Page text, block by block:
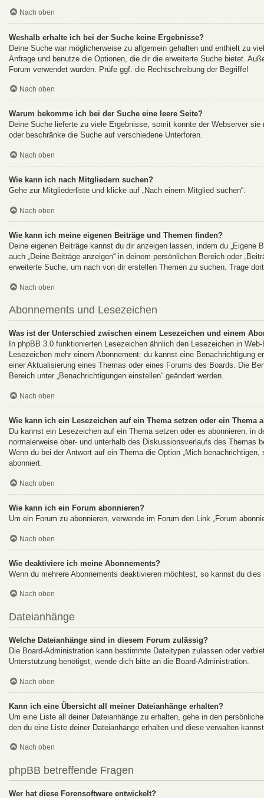
Nach oben
Weshalb erhalte ich bei der Suche keine Ergebnisse?
Deine Suche war möglicherweise zu allgemein gehalten und enthielt zu
Anfrage und benutze die Optionen, die dir die erweiterte Suche bietet.
Forum verwendet wurden. Prüfe ggf. die Rechtschreibung der Begriffe!
Nach oben
Warum bekomme ich bei der Suche eine leere Seite?
Deine Suche lieferte zu viele Ergebnisse, somit konnte der Webserver
oder beschränke die Suche auf verschiedene Unterforen.
Nach oben
Wie kann ich nach Mitgliedern suchen?
Gehe zur Mitgliederliste und klicke auf „Nach einem Mitglied suchen“.
Nach oben
Wie kann ich meine eigenen Beiträge und Themen finden?
Deine eigenen Beiträge kannst du dir anzeigen lassen, indem du
auch „Deine Beiträge anzeigen“ in deinem persönlichen Bereich oder
erweiterte Suche, um nach von dir erstellen Themen zu suchen. Trage
Nach oben
Abonnements und Lesezeichen
Was ist der Unterschied zwischen einem Lesezeichen und einem
In phpBB 3.0 funktionierten Lesezeichen ähnlich den Lesezeichen in
Lesezeichen mehr einem Abonnement: du kannst eine Benachrichtigung
einer Aktualisierung eines Themas oder eines Forums des Boards. Die
Bereich unter „Benachrichtigungen einstellen“ geändert werden.
Nach oben
Wie kann ich ein Lesezeichen auf ein Thema setzen oder ein Thema
Du kannst ein Lesezeichen auf ein Thema setzen oder es abonnieren, in
normalerweise ober- und unterhalb des Diskussionsverlaufs des Themas
Wenn du bei der Antwort auf ein Thema die Option „Mich
abonniert.
Nach oben
Wie kann ich ein Forum abonnieren?
Um ein Forum zu abonnieren, verwende im Forum den Link „Forum
Nach oben
Wie deaktiviere ich meine Abonnements?
Wenn du mehrere Abonnements deaktivieren möchtest, so kannst du
Nach oben
Dateianhänge
Welche Dateianhänge sind in diesem Forum zulässig?
Die Board-Administration kann bestimmte Dateitypen zulassen oder
Unterstützung benötigst, wende dich bitte an die Board-Administration.
Nach oben
Kann ich eine Übersicht all meiner Dateianhänge erhalten?
Um eine Liste all deiner Dateianhänge zu erhalten, gehe in den
den du eine Liste deiner Dateianhänge erhalten und diese verwalten
Nach oben
phpBB betreffende Fragen
Wer hat diese Forensoftware entwickelt?